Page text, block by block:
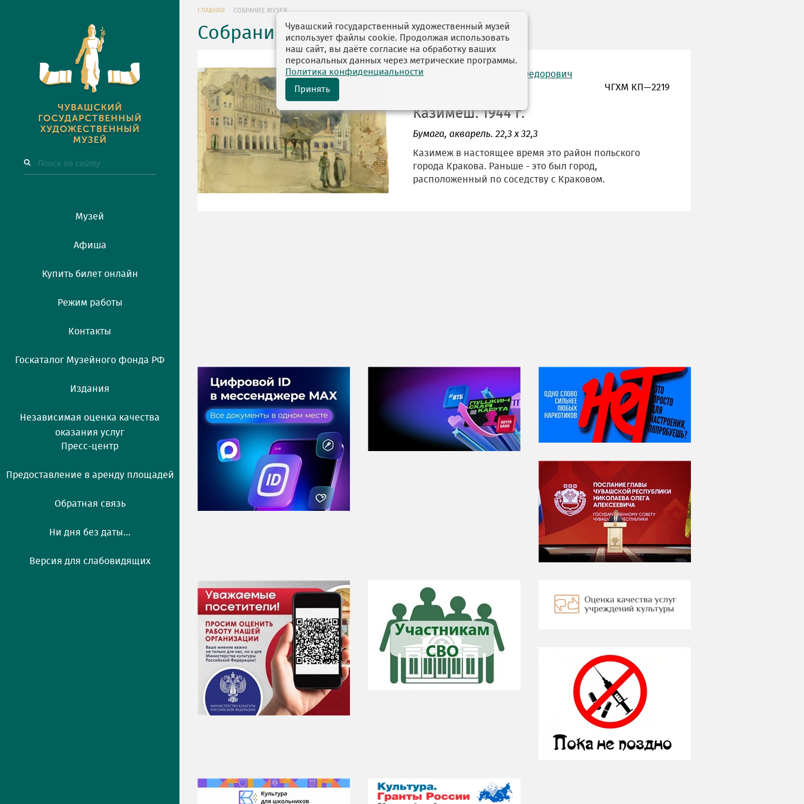
Музей
Афиша
Купить билет онлайн
Режим работы
Контакты
Госкаталог Музейного фонда РФ
Издания
Независимая оценка качества
оказания услуг
Пресс-центр
Предоставление в аренду площадей
Обратная связь
Ни дня без даты...
Версия для слабовидящих
ГЛАВНАЯ СОБРАНИЕ МУЗЕЯ
Собрание музея
автор: Скрябин Степан Федорович
ЧГХМ КП—2219
Казимеш. 1944 г.
Бумага, акварель. 22,3 х 32,3
Казимеж в настоящее время это район польского
города Кракова. Раньше - это был город,
расположенный по соседству с Краковом.
Чувашский государственный художественный музей
использует файлы cookie. Продолжая использовать
наш сайт, вы даёте согласие на обработку ваших
персональных данных через метрические программы.
Политика конфиденциальности
Принять